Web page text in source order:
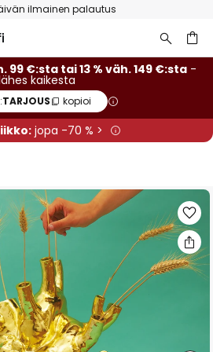
ilmainen palautus
99 €:sta tai 13 % väh. 149 €:sta -
kaikesta
TARJOUS kopioi
jopa -70 % >